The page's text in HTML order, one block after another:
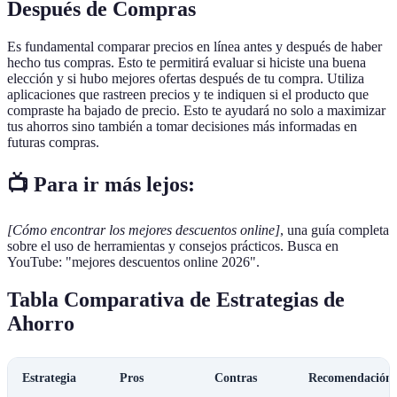
Después de Compras
Es fundamental comparar precios en línea antes y después de haber
hecho tus compras. Esto te permitirá evaluar si hiciste una buena
elección y si hubo mejores ofertas después de tu compra. Utiliza
aplicaciones que rastreen precios y te indiquen si el producto que
compraste ha bajado de precio. Esto te ayudará no solo a maximizar
tus ahorros sino también a tomar decisiones más informadas en
futuras compras.
📺 Para ir más lejos:
[Cómo encontrar los mejores descuentos online], una guía completa
sobre el uso de herramientas y consejos prácticos. Busca en
YouTube: "mejores descuentos online 2026".
Tabla Comparativa de Estrategias de
Ahorro
Estrategia Pros Contras Recomendación